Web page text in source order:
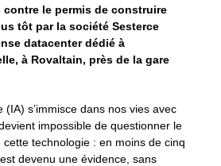
le permis de construire
tôt par la société Sesterce
datacenter dédié à
à Rovaltain, près de la gare
(IA) s’immisce dans nos vies avec
impossible de questionner le
technologie : en moins de cinq
devenu une évidence, sans